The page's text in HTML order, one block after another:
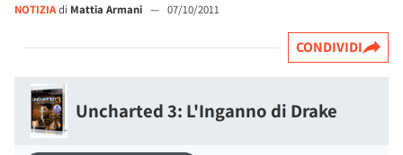
NOTIZIAdi Mattia Armani — 07/10/2011
CONDIVIDI
Uncharted 3: L'Inganno di Drake